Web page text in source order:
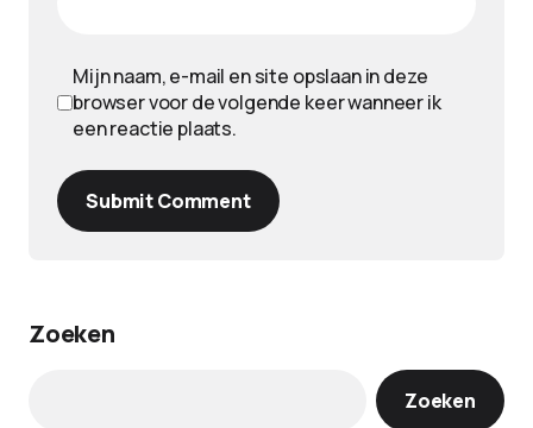
Mijn naam, e-mail en site opslaan in deze
browser voor de volgende keer wanneer ik
een reactie plaats.
Submit Comment
Zoeken
Zoeken